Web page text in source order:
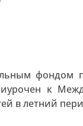
фондом
к
в летний